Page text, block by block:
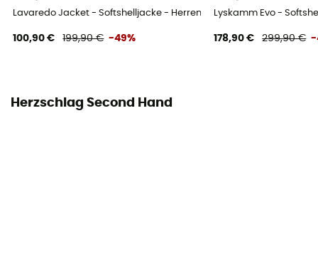
Lavaredo Jacket - Softshelljacke - Herren
100,90 € 199,90 € -49%
Lyskamm Evo -
178,90 € 299,90 € -
Herzschlag Second Hand